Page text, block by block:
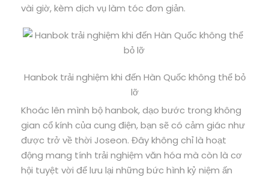
vài giờ, kèm dịch vụ làm tóc đơn giản.
Hanbok trải nghiệm khi đến Hàn Quốc không thể bỏ
lỡ
Khoác lên mình bộ hanbok, dạo bước trong không
gian cổ kính của cung điện, bạn sẽ có cảm giác như
được trở về thời Joseon. Đây không chỉ là hoạt
động mang tính trải nghiệm văn hóa mà còn là cơ
hội tuyệt vời để lưu lại những bức hình kỷ niệm ấn